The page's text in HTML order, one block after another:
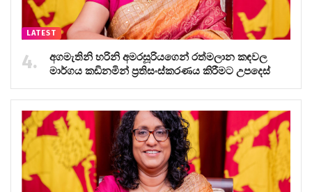
LATEST
අගමැතිනි හරිනි අමරසූරියගෙන් රත්මලාන කඳවල
මාර්ගය කඩිනමින් ප්‍රතිසංස්කරණය කිරීමට උපදෙස්